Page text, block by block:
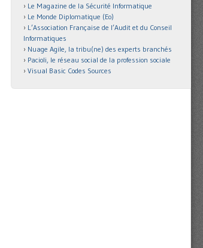
Le Magazine de la Sécurité Informatique
Le Monde Diplomatique (Eo)
L’Association Française de l’Audit et du Conseil
Informatiques
Nuage Agile, la tribu(ne) des experts branchés
Pacioli, le réseau social de la profession sociale
Visual Basic Codes Sources